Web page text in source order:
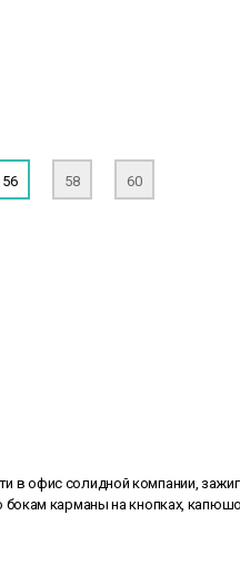
56 58 60
в офис солидной компании,
карманы на кнопках,